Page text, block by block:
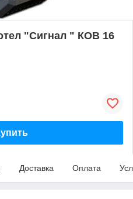
"Сигнал " КОВ 16
Доставка Оплата